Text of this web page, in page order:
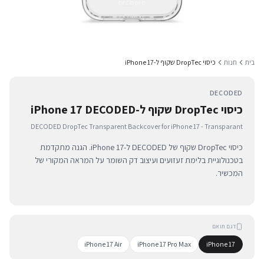
בית חנות כיסוי DropTec שקוף ל-iPhone 17
DECODED
כיסוי DropTec שקוף ל-iPhone 17 DECODED
DECODED DropTec Transparent Backcover for iPhone 17 - Transparant
כיסוי DropTec שקוף של DECODED ל-iPhone 17. הגנה מתקדמת
בטכנולוגיית בלימת זעזועים ועיצוב דק השומר על המראה המקורי של
המכשיר.
דגם תואם
iPhone 17
iPhone 17 Pro Max
iPhone 17 Air